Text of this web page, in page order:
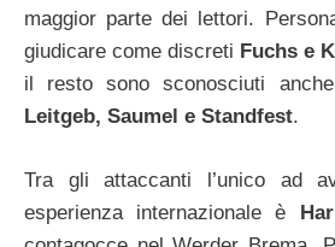
maggior parte dei lettori.
giudicare come discreti Fuchs e
il resto sono sconosciuti
Leitgeb, Saumel e Standfest.
Tra gli attaccanti l’unico ad
esperienza internazionale è